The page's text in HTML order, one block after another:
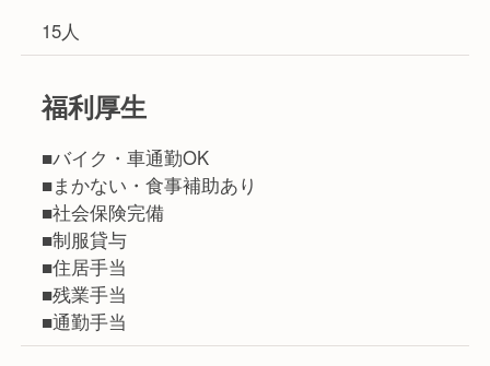
15人
福利厚生
■バイク・車通勤OK
■まかない・食事補助あり
■社会保険完備
■制服貸与
■住居手当
■残業手当
■通勤手当